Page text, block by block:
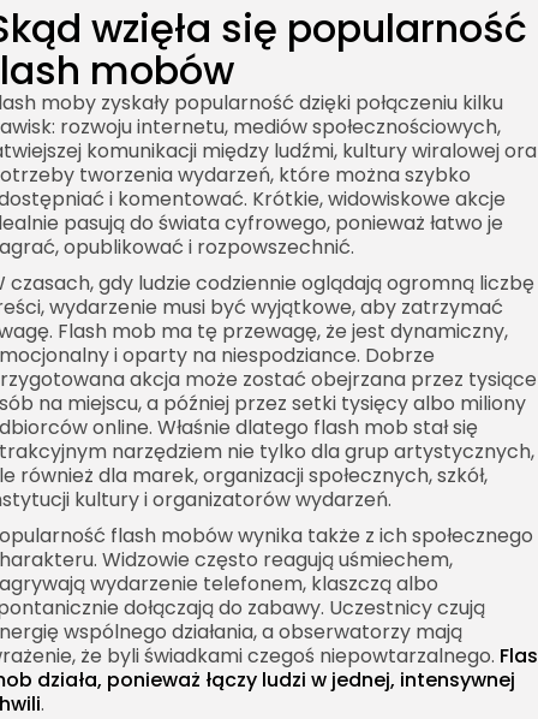
wzięła się popularność
mobów
moby zyskały popularność dzięki połączeniu kilku
rozwoju internetu, mediów społecznościowych,
komunikacji między ludźmi, kultury wiralowej
tworzenia wydarzeń, które można szybko
i komentować. Krótkie, widowiskowe akcje
pasują do świata cyfrowego, ponieważ łatwo je
opublikować i rozpowszechnić.
czasach, gdy ludzie codziennie oglądają ogromną liczbę
wydarzenie musi być wyjątkowe, aby zatrzymać
Flash mob ma tę przewagę, że jest dynamiczny,
i oparty na niespodziance. Dobrze
akcja może zostać obejrzana przez tysiące
na miejscu, a później przez setki tysięcy albo miliony
online. Właśnie dlatego flash mob stał się
narzędziem nie tylko dla grup artystycznych,
również dla marek, organizacji społecznych, szkół,
kultury i organizatorów wydarzeń.
flash mobów wynika także z ich społecznego
Widzowie często reagują uśmiechem,
wydarzenie telefonem, klaszczą albo
dołączają do zabawy. Uczestnicy czują
wspólnego działania, a obserwatorzy mają
że byli świadkami czegoś niepowtarzalnego.
działa, ponieważ łączy ludzi w jednej, intensywnej
.